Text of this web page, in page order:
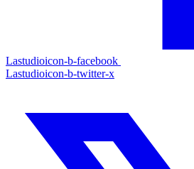
Lastudioicon-b-facebook
Lastudioicon-b-twitter-x